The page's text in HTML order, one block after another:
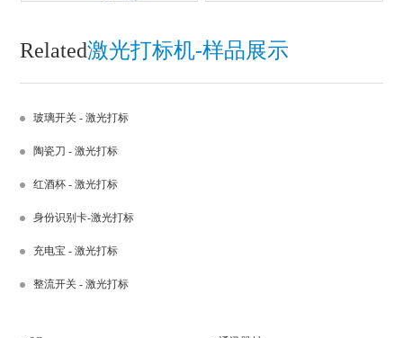
Related激光打标机-样品展示
玻璃开关 - 激光打标
陶瓷刀 - 激光打标
红酒杯 - 激光打标
身份识别卡-激光打标
充电宝 - 激光打标
整流开关 - 激光打标